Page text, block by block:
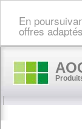
En
offres